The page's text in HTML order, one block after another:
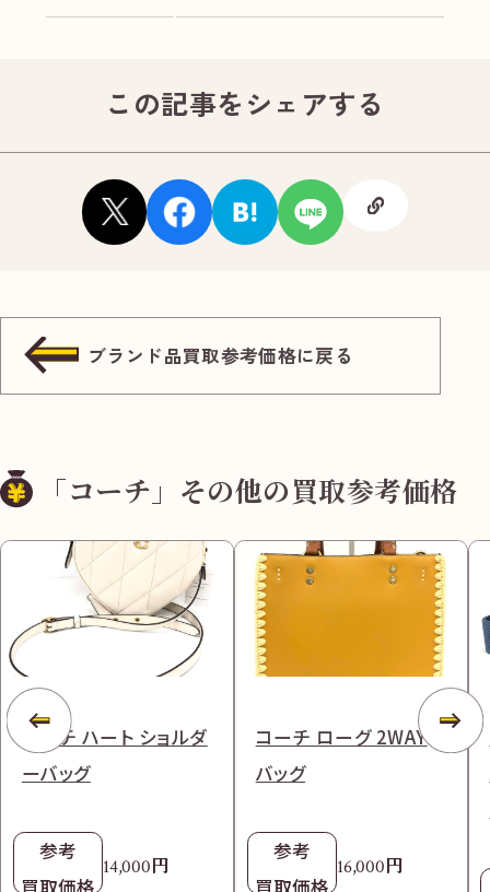
この記事をシェアする
ブランド品買取参考価格に戻る
「コーチ」その他の買取参考価格
コーチ ハート ショルダ
ーバッグ
参考
買取価格
14,000円
コーチ ローグ 2WAY
バッグ
参考
買取価格
16,000円